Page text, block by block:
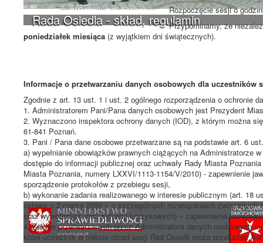
Rada Osiedla - skład, regulamin
Rozpoczęcie sesji o
Przypominamy, że
poniedziałek miesiąca (z wyjątkiem dni świątecznych).
Informacje o przetwarzaniu danych osobowych dla uczestników
Zgodnie z art. 13 ust. 1 i ust. 2 ogólnego rozporządzenia o ochronie
1. Administratorem Pani/Pana danych osobowych jest Prezydent
2. Wyznaczono inspektora ochrony danych (IOD), z którym można
61-841 Poznań.
3. Pani / Pana dane osobowe przetwarzane są na podstawie art. 6
a) wypełnianie obowiązków prawnych ciążących na Administratorze
dostępie do informacji publicznej oraz uchwały Rady Miasta
Miasta Poznania, numery LXXVI/1113-1154/V/2010) - zapewnienie
sporządzenie protokołów z przebiegu sesji,
b) wykonanie zadania realizowanego w interesie publicznym (art. 18
ustawy z 2 marca 2020 r. o szczególnych rozwiązaniach
oraz wywołanych nimi sytuacji kryzysowych) – zapewnienie
4. Zakres przetwarzanych przez Administratora danych osobowych
które uczestnik w trakcie obrad sesji Rad Osiedli może przekazać